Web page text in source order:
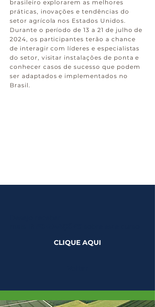
brasileiro explorarem as melhores
práticas, inovações e tendências do
setor agrícola nos Estados Unidos.
Durante o período de 13 a 21 de julho de
2024, os participantes terão a chance
de interagir com líderes e especialistas
do setor, visitar instalações de ponta e
conhecer casos de sucesso que podem
ser adaptados e implementados no
Brasil.
CLIQUE AQUI